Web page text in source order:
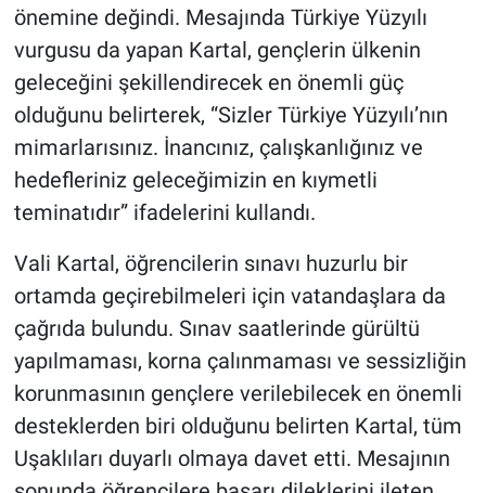
önemine değindi. Mesajında Türkiye Yüzyılı
vurgusu da yapan Kartal, gençlerin ülkenin
geleceğini şekillendirecek en önemli güç
olduğunu belirterek, “Sizler Türkiye Yüzyılı’nın
mimarlarısınız. İnancınız, çalışkanlığınız ve
hedefleriniz geleceğimizin en kıymetli
teminatıdır” ifadelerini kullandı.
Vali Kartal, öğrencilerin sınavı huzurlu bir
ortamda geçirebilmeleri için vatandaşlara da
çağrıda bulundu. Sınav saatlerinde gürültü
yapılmaması, korna çalınmaması ve sessizliğin
korunmasının gençlere verilebilecek en önemli
desteklerden biri olduğunu belirten Kartal, tüm
Uşaklıları duyarlı olmaya davet etti. Mesajının